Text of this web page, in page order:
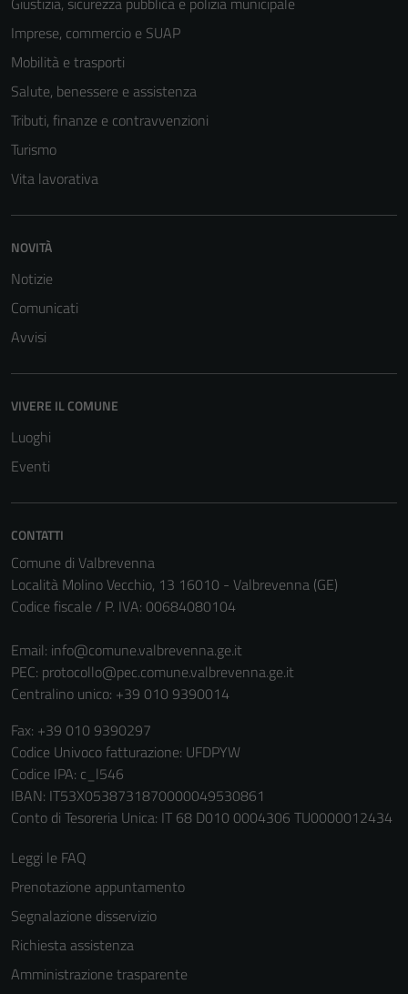
Imprese, commercio e SUAP
Mobilità e trasporti
Salute, benessere e assistenza
Tributi, finanze e contravvenzioni
Turismo
Vita lavorativa
NOVITÀ
Notizie
Comunicati
Avvisi
VIVERE IL COMUNE
Luoghi
Eventi
CONTATTI
Comune di Valbrevenna
Località Molino Vecchio, 13 16010 - Valbrevenna (GE)
Codice fiscale / P. IVA: 00684080104
Email: info@comune.valbrevenna.ge.it
PEC: protocollo@pec.comune.valbrevenna.ge.it
Centralino unico: +39 010 9390014
Fax: +39 010 9390297
Codice Univoco fatturazione: UFDPYW
Codice IPA: c_l546
IBAN: IT53X0538731870000049530861
Conto di Tesoreria Unica: IT 68 D010 0004306 TU0000012434
Leggi le FAQ
Prenotazione appuntamento
Segnalazione disservizio
Richiesta assistenza
Amministrazione trasparente
Tecnici
Questi cookie
non raccolgono
personali.
sono
una serie di
servizi esterni